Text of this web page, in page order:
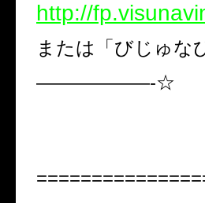
http://
または「びじゅな
——————-☆